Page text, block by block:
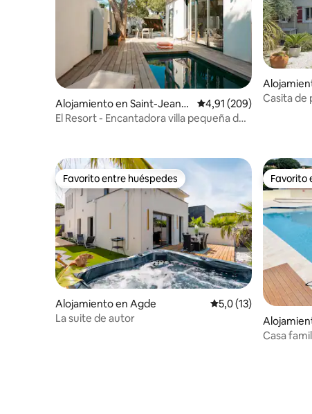
Alojamiento en Saint-Jean-d
e-Védas
Calificación promedio:
4,91 (209)
El Resort - Encantadora villa pequeña de
Casita de
Favorito entre huéspedes
Favorito entre huéspedes
Alojamiento en Agde Calificación
5,0 (13)
La suite de autor
Favorito
Favorito
Casa